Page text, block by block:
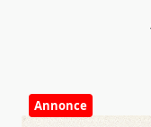
Annonce